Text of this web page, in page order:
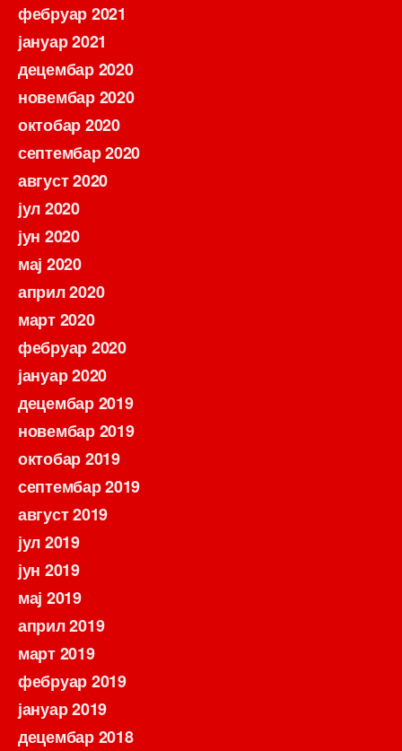
фебруар 2021
јануар 2021
децембар 2020
новембар 2020
октобар 2020
септембар 2020
август 2020
јул 2020
јун 2020
мај 2020
април 2020
март 2020
фебруар 2020
јануар 2020
децембар 2019
новембар 2019
октобар 2019
септембар 2019
август 2019
јул 2019
јун 2019
мај 2019
април 2019
март 2019
фебруар 2019
јануар 2019
децембар 2018